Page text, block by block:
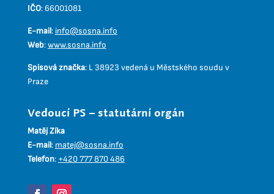
IČO: 66001081
E-mail: info@sosna.info
Web:www.sosna.info
Spisová značka: L 38923 vedená u Městského soudu v
Praze
Vedoucí PS – statutární orgán
Matěj Zíka
E-mail: matej@sosna.info
Telefon: +420 777 870 486